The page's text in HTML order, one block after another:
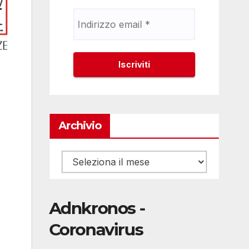
Archivio
Archivio
Adnkronos -
Coronavirus